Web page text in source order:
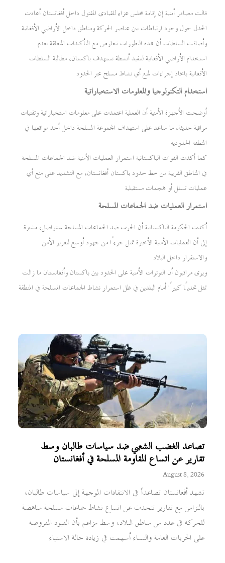
تصاعد الغضب الشعبي ضد سياسات طالبان وسط
تقارير عن اتساع المقاومة المسلحة في أفغانستان
August 8, 2026
تشهد أفغانستان تصاعداً في الانتقادات الموجهة إلى سياسات طالبان،
بالتزامن مع تقارير تتحدث عن اتساع نشاط جماعات مسلحة مناهضة
للحركة في عدد من مناطق البلاد، وسط مزاعم بأن القيود المفروضة
على الحريات العامة والنساء أسهمت في زيادة حالة الاستياء
قالت مصادر أمنية إن إقامة مجلس عزاء للقيادي المقتول داخل أفغانستان أعادت
الجدل حول وجود ارتباطات بين عناصر الحركة ومناطق داخل الأراضي الأفغانية
وأضافت السلطات أن هذه التطورات تتعارض مع التأكيدات المتعلقة بعدم
استخدام الأراضي الأفغانية لتنفيذ أنشطة تستهدف باكستان، مطالبة السلطات
الأفغانية باتخاذ إجراءات لمنع أي نشاط مسلح عبر الحدود
استخدام التكنولوجيا والمعلومات الاستخباراتية
أوضحت الأجهزة الأمنية أن العملية اعتمدت على معلومات استخباراتية وتقنيات
مراقبة حديثة، ما ساعد على استهداف المجموعة المسلحة داخل أحد مواقعها في
المنطقة الحدودية
كما أكدت القوات الباكستانية استمرار العمليات الأمنية ضد الجماعات المسلحة
في المناطق القريبة من خط حدود باكستان أفغانستان، مع التشديد على منع أي
عمليات تسلل أو هجمات مستقبلية
استمرار العمليات ضد الجماعات المسلحة
أكدت الحكومة الباكستانية أن الحرب ضد الجماعات المسلحة ستتواصل، مشيرة
إلى أن العمليات الأمنية الأخيرة تمثل جزءًا من جهود أوسع لتعزيز الأمن
والاستقرار داخل البلاد
ويرى مراقبون أن التوترات الأمنية على الحدود بين باكستان وأفغانستان ما زالت
تمثل تحديًا كبيرًا أمام البلدين في ظل استمرار نشاط الجماعات المسلحة في المنطقة